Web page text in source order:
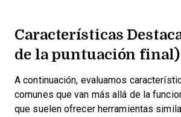
Características
de la puntuación final)
A continuación, evaluamos
comunes que van más allá de la
que suelen ofrecer herramientas